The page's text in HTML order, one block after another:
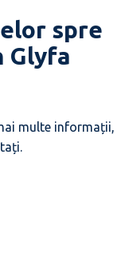
spre
Glyfa
multe informații,